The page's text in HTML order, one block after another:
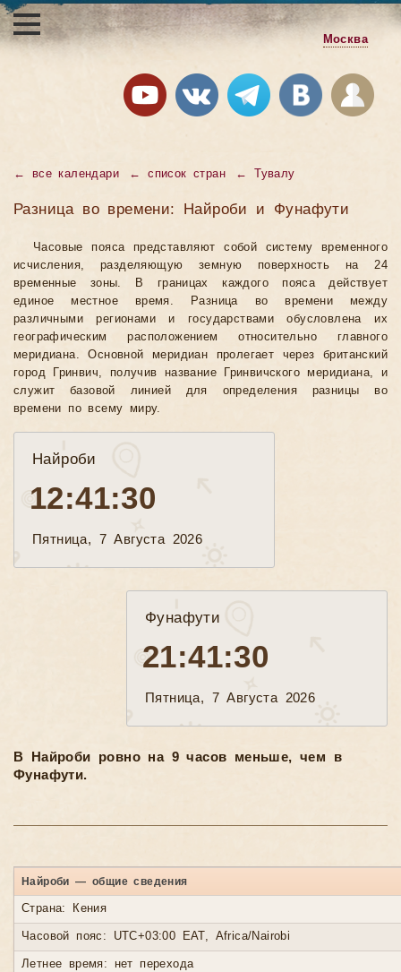
Москва
← все календари ←список стран ← Тувалу
Разница во времени: Найроби и Фунафути
Часовые пояса представляют собой систему временного
исчисления, разделяющую земную поверхность на 24
временные зоны. В границах каждого пояса действует
единое местное время. Разница во времени между
различными регионами и государствами обусловлена их
географическим расположением относительно главного
меридиана. Основной меридиан пролегает через британский
город Гринвич, получив название Гринвичского меридиана, и
служит базовой линией для определения разницы во
времени по всему миру.
Найроби
12:41:31
Пятница, 7 Августа 2026
Фунафути
21:41:31
Пятница, 7 Августа 2026
В Найроби ровно на 9 часов меньше, чем в
Фунафути.
Найроби — общие сведения
Страна: Кения
Часовой пояс: UTC+03:00 EAT, Africa/Nairobi
Летнее время: нет перехода